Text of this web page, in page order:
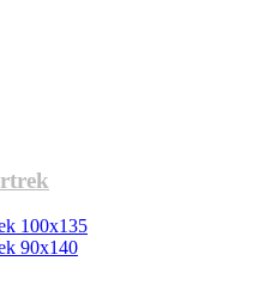
100x135
90x140